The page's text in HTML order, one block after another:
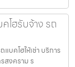
โฮรับจ้าง รถ
บคโฮให้เช่า บริการ
สงคราม ร